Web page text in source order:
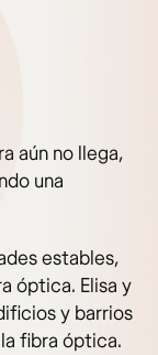
aún no llega,
una
estables,
óptica. Elisa y
y barrios
fibra óptica.